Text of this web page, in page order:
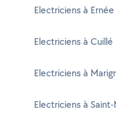
Electriciens à Ernée
Electriciens à Cuillé
Electriciens à
Electriciens à